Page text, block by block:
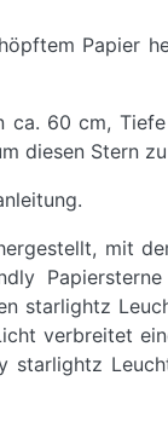
Papier
ca. 60 cm,
diesen Stern
mit
starlightz
verbreitet